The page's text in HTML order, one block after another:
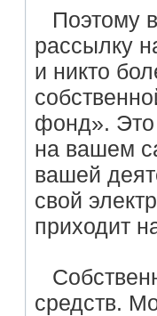
Поэтому
рассылку
и никто
фонд». Это
на вашем
вашей
свой
приходит
средств.